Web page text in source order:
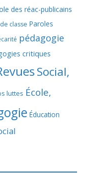
des réac-publicains
classe Paroles
pédagogie
critiques
Social,
luttes École,
Éducation